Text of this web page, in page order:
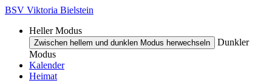
BSV Viktoria Bielstein
Heller Modus
Zwischen hellem und dunklen Modus herwechseln
Dunkler
Modus
Kalender
Heimat